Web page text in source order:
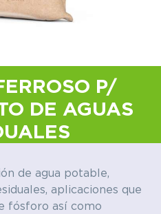
P/
DE AGUAS
de agua potable,
aplicaciones que
fósforo así como